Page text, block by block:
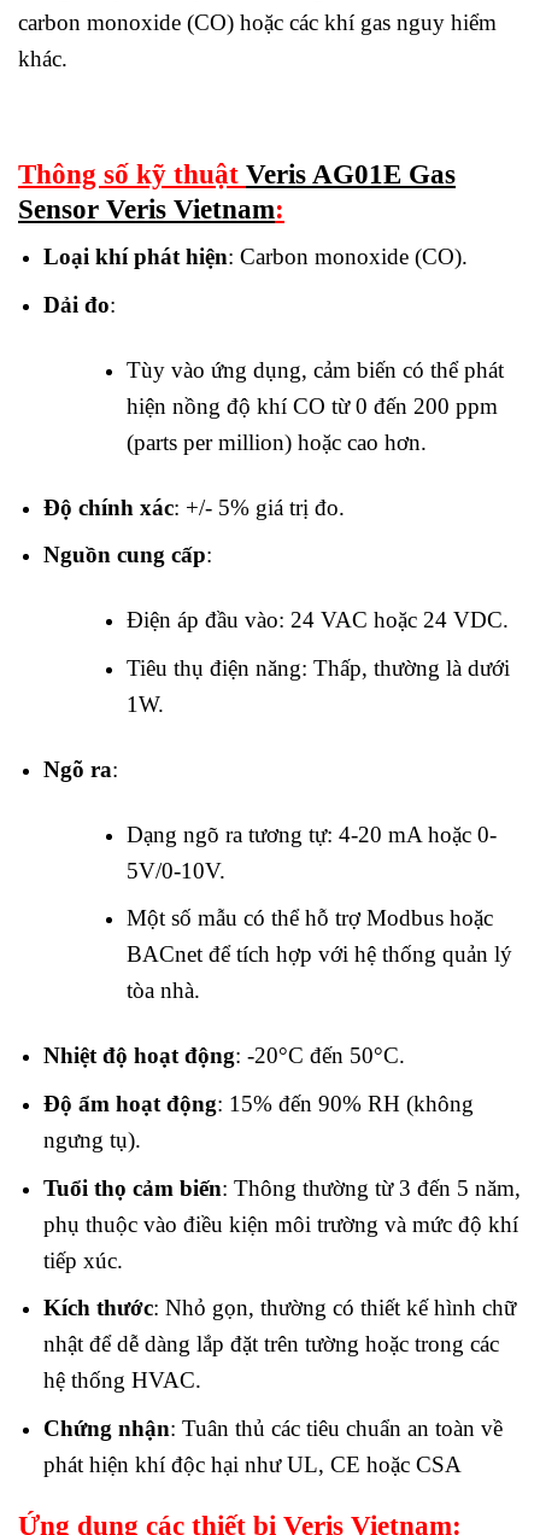
carbon monoxide (CO) hoặc các khí gas nguy hiểm
khác.
Thông số kỹ thuật Veris AG01E Gas
Sensor Veris Vietnam:
Loại khí phát hiện: Carbon monoxide (CO).
Dải đo:
Tùy vào ứng dụng, cảm biến có thể phát
hiện nồng độ khí CO từ 0 đến 200 ppm
(parts per million) hoặc cao hơn.
Độ chính xác: +/- 5% giá trị đo.
Nguồn cung cấp:
Điện áp đầu vào: 24 VAC hoặc 24 VDC.
Tiêu thụ điện năng: Thấp, thường là dưới
1W.
Ngõ ra:
Dạng ngõ ra tương tự: 4-20 mA hoặc 0-
5V/0-10V.
Một số mẫu có thể hỗ trợ Modbus hoặc
BACnet để tích hợp với hệ thống quản lý
tòa nhà.
Nhiệt độ hoạt động: -20°C đến 50°C.
Độ ẩm hoạt động: 15% đến 90% RH (không
ngưng tụ).
Tuổi thọ cảm biến: Thông thường từ 3 đến 5 năm,
phụ thuộc vào điều kiện môi trường và mức độ khí
tiếp xúc.
Kích thước: Nhỏ gọn, thường có thiết kế hình chữ
nhật để dễ dàng lắp đặt trên tường hoặc trong các
hệ thống HVAC.
Chứng nhận: Tuân thủ các tiêu chuẩn an toàn về
phát hiện khí độc hại như UL, CE hoặc CSA
Ứng dụng các thiết bị Veris Vietnam: